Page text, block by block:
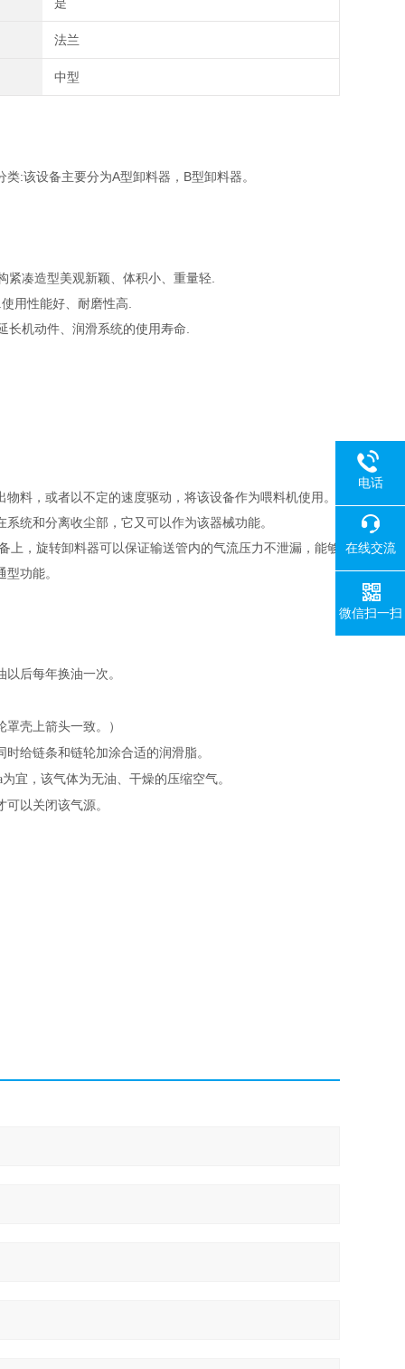
法兰
中型
:该设备主要分为A型卸料器，B型卸料器。
凑造型美观新颖、体积小、重量轻.
用性能好、耐磨性高.
机动件、润滑系统的使用寿命.
料，或者以不定的速度驱动，将该设备作为喂料机使用。
统和分离收尘部，它又可以作为该器械功能。
，旋转卸料器可以保证输送管内的气流压力不泄漏，能够
功能。
后每年换油一次。
壳上箭头一致。）
给链条和链轮加涂合适的润滑脂。
宜，该气体为无油、干燥的压缩空气。
以关闭该气源。
电话
在线交流
微信扫一扫